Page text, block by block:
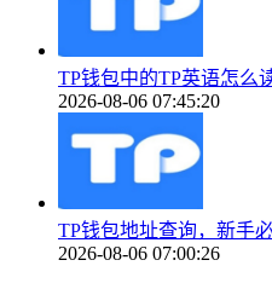
TP钱包中的TP英语怎么
2026-08-06 07:45:20
TP钱包地址查询，新手
2026-08-06 07:00:26